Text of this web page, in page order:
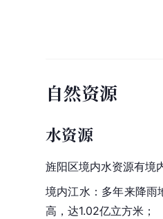
自然资源
水资源
旌阳区境内水资源有境
境内江水：多年来降
高，达1.02亿立方米；